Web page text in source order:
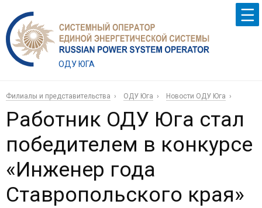
ОДУ ЮГА
Филиалы и представительства ОДУ Юга Новости ОДУ Юга
Работник ОДУ Юга стал
победителем в конкурсе
«Инженер года
Ставропольского края»